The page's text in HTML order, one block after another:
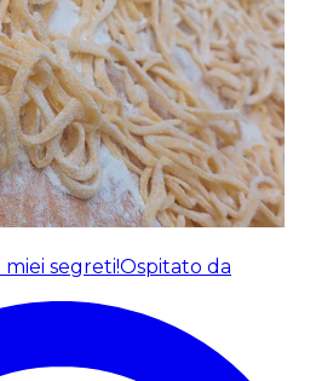
segreti!Ospitato da